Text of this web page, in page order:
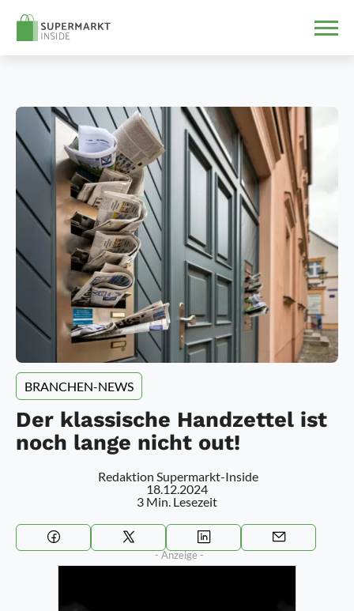
BRANCHEN-NEWS
Der klassische Handzettel ist
noch lange nicht out!
Redaktion Supermarkt-Inside
18.12.2024
3 Min. Lesezeit